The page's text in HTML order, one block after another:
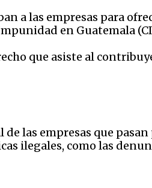
a las empresas para
en Guatemala
que asiste al
de las empresas que
ilegales, como las